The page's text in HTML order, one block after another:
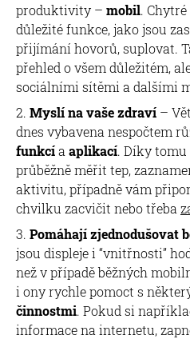
produktivity – mobil.
důležité funkce, jako jsou
přijímání hovorů, suplovat.
přehled o všem důležitém,
sociálními sítěmi a dalšími
Myslí na vaše zdraví –
dnes vybavena nespočtem
funkcía aplikací. Díky
průběžně měřit tep,
aktivitu, případně vám
chvilku zacvičit nebo třeba
Pomáhají zjednodušovat
jsou displeje i “vnitřnosti”
než v případě běžných
i ony rychle pomoct s
činnostmi. Pokud si
informace na internetu,